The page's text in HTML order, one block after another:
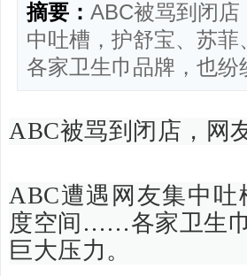
摘要： ABC被骂到闭
中吐槽，护舒宝、苏
各家卫生巾品牌，也纷
ABC被骂到闭店，网
ABC遭遇网友集中
度空间……各家卫生
巨大压力。